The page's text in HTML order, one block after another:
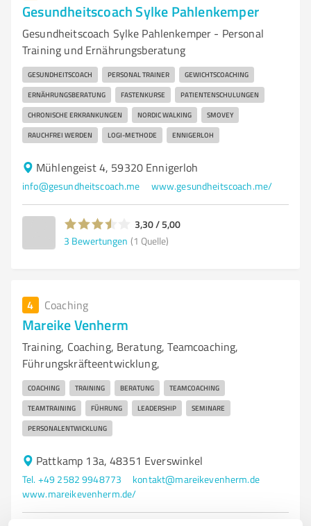
Gesundheitscoach Sylke Pahlenkemper
Gesundheitscoach Sylke Pahlenkemper - Personal
Training und Ernährungsberatung
GESUNDHEITSCOACH PERSONAL TRAINER GEWICHTSCOACHING
ERNÄHRUNGSBERATUNG FASTENKURSE PATIENTENSCHULUNGEN
CHRONISCHE ERKRANKUNGEN NORDIC WALKING SMOVEY
RAUCHFREI WERDEN LOGI-METHODE ENNIGERLOH
Mühlengeist 4, 59320 Ennigerloh
info@gesundheitscoach.me www.gesundheitscoach.me/
3,30 / 5,00
3 Bewertungen (1 Quelle)
4 Coaching
Mareike Venherm
Training, Coaching, Beratung, Teamcoaching,
Führungskräfteentwicklung,
COACHING TRAINING BERATUNG TEAMCOACHING
TEAMTRAINING FÜHRUNG LEADERSHIP SEMINARE
PERSONALENTWICKLUNG
Pattkamp 13a, 48351 Everswinkel
Tel. +49 2582 9948773
kontakt@mareikevenherm.de
www.mareikevenherm.de/